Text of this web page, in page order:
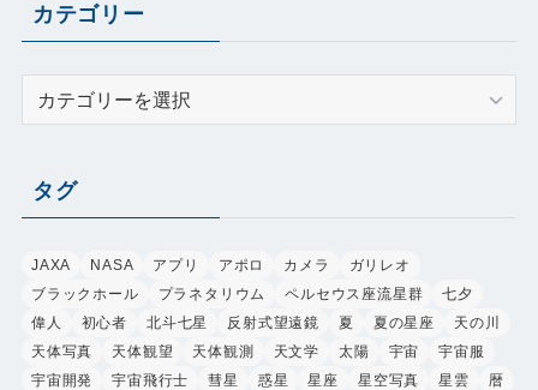
カテゴリー
ー
タグ
JAXA NASA アプリ アポロ カメラ
ガリレオ
ブラックホール
プラネタリウム ペルセウス座流星群
七夕
偉人
初心者 北斗七星 反射式望遠鏡 夏 夏の星座
天の川
天体写真
天体観望 天体観測 天文学 太陽 宇宙
宇宙服
宇宙開発
宇宙飛行士 彗星 惑星 星座 星空写真 星雲
暦